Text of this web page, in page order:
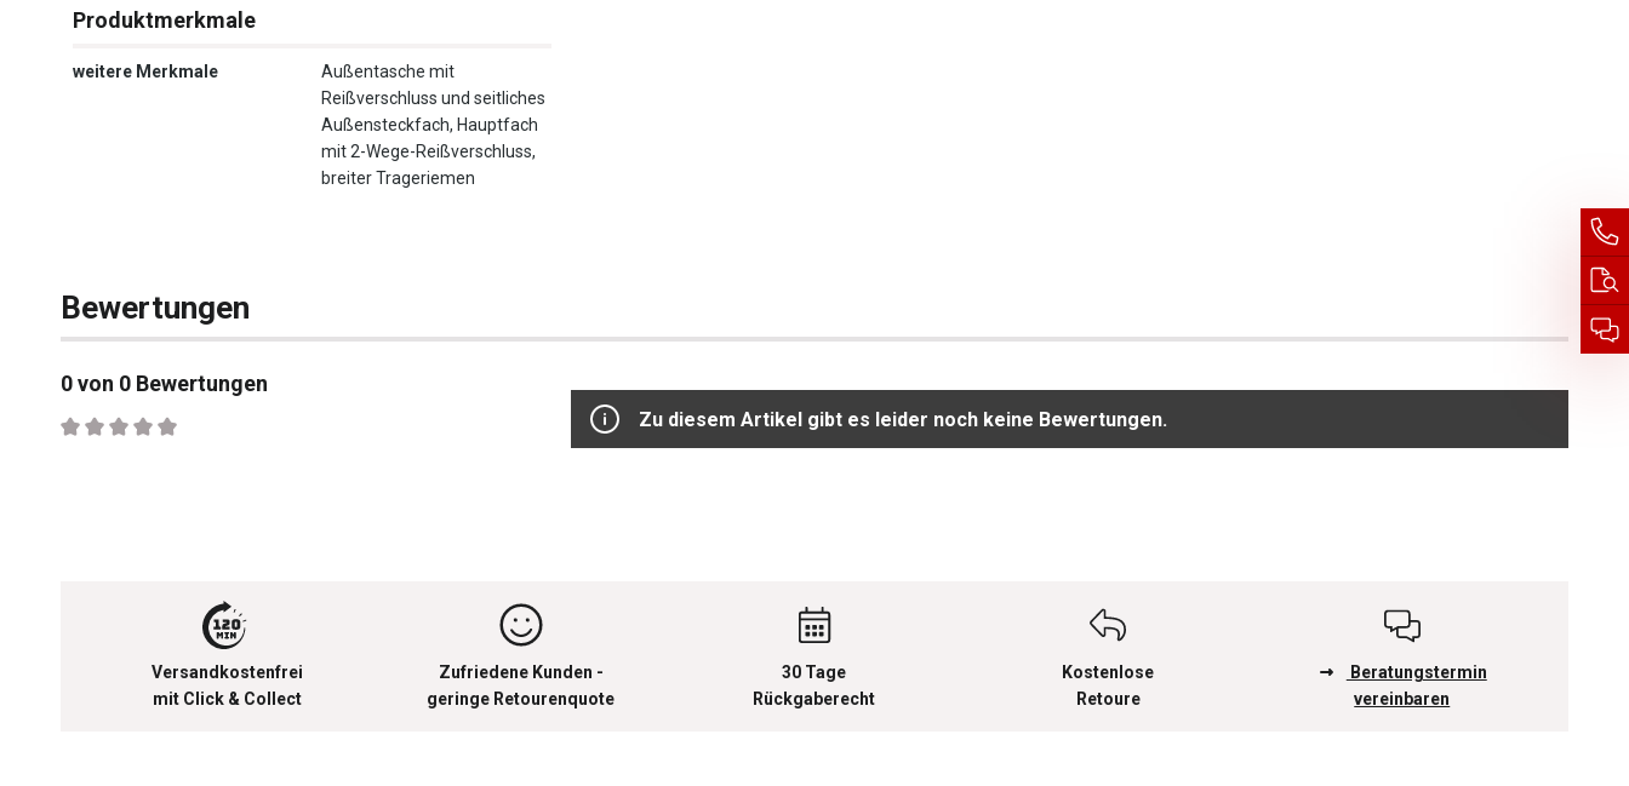
Produktmerkmale
weitere Merkmale
Außentasche mit
Reißverschluss und seitliches
Außensteckfach, Hauptfach
mit 2-Wege-Reißverschluss,
breiter Trageriemen
Bewertungen
0 von 0 Bewertungen
Durchschnittliche Bewertung von 0 von 5 Sternen
Zu diesem Artikel gibt es leider noch keine Bewertungen.
Versandkostenfrei
mit Click & Collect
Zufriedene Kunden -
geringe Retourenquote
30 Tage
Rückgaberecht
Kostenlose
Retoure
Beratungstermin
vereinbaren